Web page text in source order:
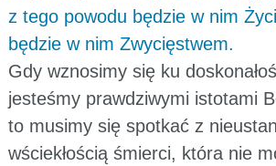
z tego powodu będzie w nim
będzie w nim Zwycięstwem.
Gdy wznosimy się ku
jesteśmy prawdziwymi istotami
to musimy się spotkać z
wściekłością śmierci, która nie